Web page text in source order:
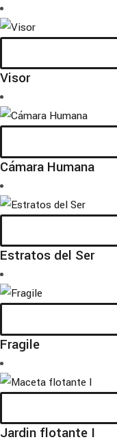
Visor
Cámara Humana
Estratos del Ser
Fragile
Jardin flotante I